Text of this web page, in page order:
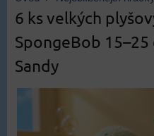
6 ks velkých
SpongeBob 15–25
Sandy